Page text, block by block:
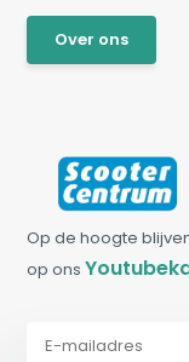
Over ons
Op de hoogte
op ons